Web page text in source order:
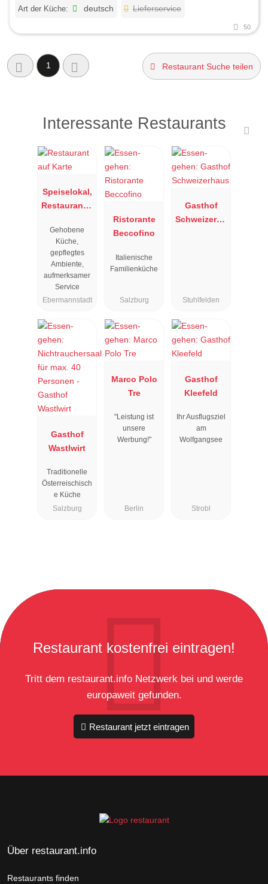
Art der Küche: deutsch Lieferservice
50
1 Restaurant Suche teilen
Interessante Restaurants
Speiselokal,
Restaurant "
"
Gehobene
Küche,
gepflegtes
Ambiente,
aufmerksamer
Service
Ebermannstadt
Ristorante
Beccofino
Italienische
Familienküche
Salzburg
Gasthof
Schweizerha
Stuhlfelden
Gasthof
Wastlwirt
Traditionelle
Österreischisch
e Küche
Salzburg
Marco Polo
Tre
"Leistung ist
unsere
Werbung!"
Berlin
Gasthof
Kleefeld
Ihr Ausflugsziel
am
Wolfgangsee
Strobl
Restaurant kostenfrei eintragen!
Tritt dem restaurant.info Netzwerk bei und werde
europaweit gefunden.
Restaurant jetzt eintragen
Über restaurant.info
Restaurants finden